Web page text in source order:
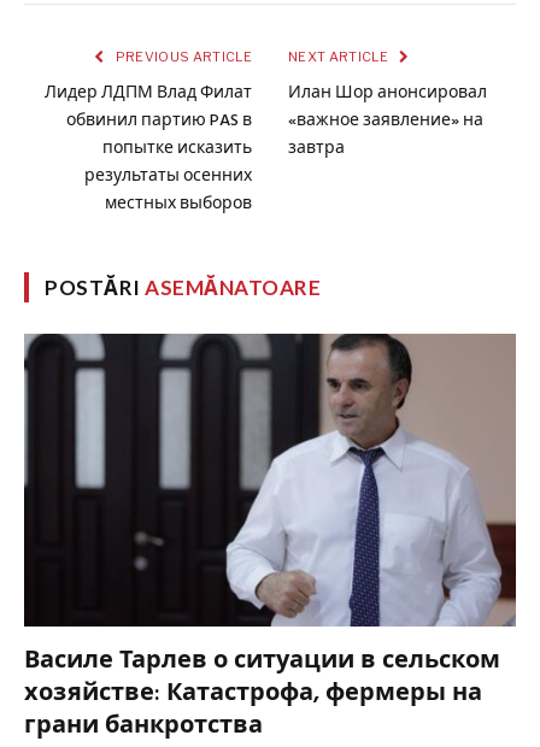
PREVIOUS ARTICLE
Лидер ЛДПМ Влад Филат
обвинил партию PAS в
попытке исказить
результаты осенних
местных выборов
NEXT ARTICLE
Илан Шор анонсировал
«важное заявление» на
завтра
POSTĂRIASEMĂNATOARE
Василе Тарлев о ситуации в сельском
хозяйстве: Катастрофа, фермеры на
грани банкротства